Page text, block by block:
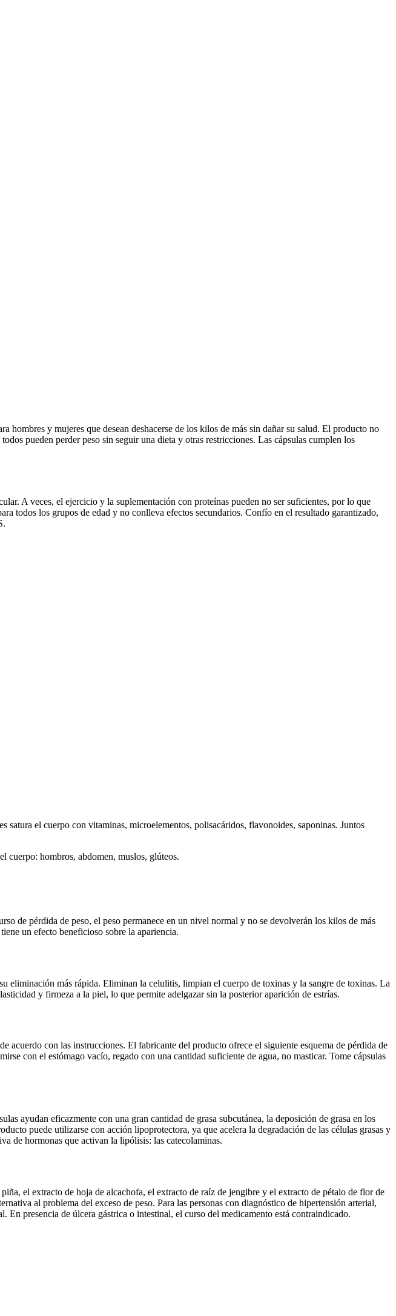
hombres y mujeres que desean deshacerse de los kilos de más sin dañar su salud. El producto no
pueden perder peso sin seguir una dieta y otras restricciones. Las cápsulas cumplen los
A veces, el ejercicio y la suplementación con proteínas pueden no ser suficientes, por lo que
todos los grupos de edad y no conlleva efectos secundarios. Confío en el resultado garantizado,
el cuerpo con vitaminas, microelementos, polisacáridos, flavonoides, saponinas. Juntos
cuerpo: hombros, abdomen, muslos, glúteos.
de pérdida de peso, el peso permanece en un nivel normal y no se devolverán los kilos de más
un efecto beneficioso sobre la apariencia.
eliminación más rápida. Eliminan la celulitis, limpian el cuerpo de toxinas y la sangre de toxinas. La
y firmeza a la piel, lo que permite adelgazar sin la posterior aparición de estrías.
acuerdo con las instrucciones. El fabricante del producto ofrece el siguiente esquema de pérdida de
con el estómago vacío, regado con una cantidad suficiente de agua, no masticar. Tome cápsulas
ayudan eficazmente con una gran cantidad de grasa subcutánea, la deposición de grasa en los
puede utilizarse con acción lipoprotectora, ya que acelera la degradación de las células grasas y
de hormonas que activan la lipólisis: las catecolaminas.
el extracto de hoja de alcachofa, el extracto de raíz de jengibre y el extracto de pétalo de flor de
al problema del exceso de peso. Para las personas con diagnóstico de hipertensión arterial,
presencia de úlcera gástrica o intestinal, el curso del medicamento está contraindicado.